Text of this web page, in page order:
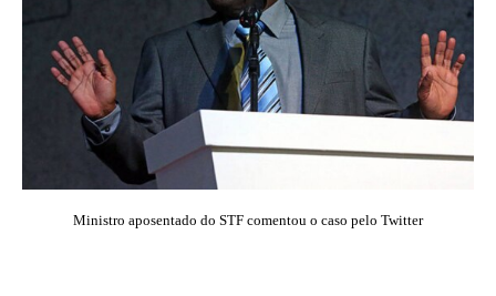
Ministro aposentado do STF comentou o caso pelo Twitter